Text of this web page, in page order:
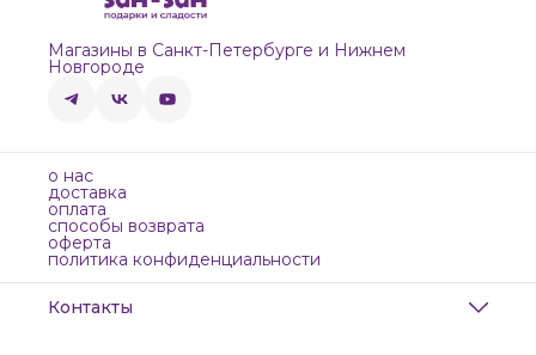
Магазины в Санкт-Петербурге и Нижнем
Новгороде
о нас
доставка
оплата
способы возврата
оферта
политика конфиденциальности
Контакты